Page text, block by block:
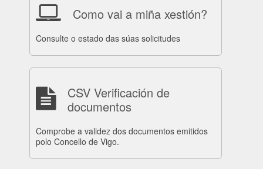
Como vai a miña xestión?
Consulte o estado das súas solicitudes
CSV Verificación de
documentos
Comprobe a validez dos documentos emitidos
polo Concello de Vigo.